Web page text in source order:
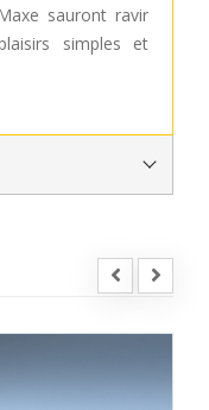
sauront ravir
simples et